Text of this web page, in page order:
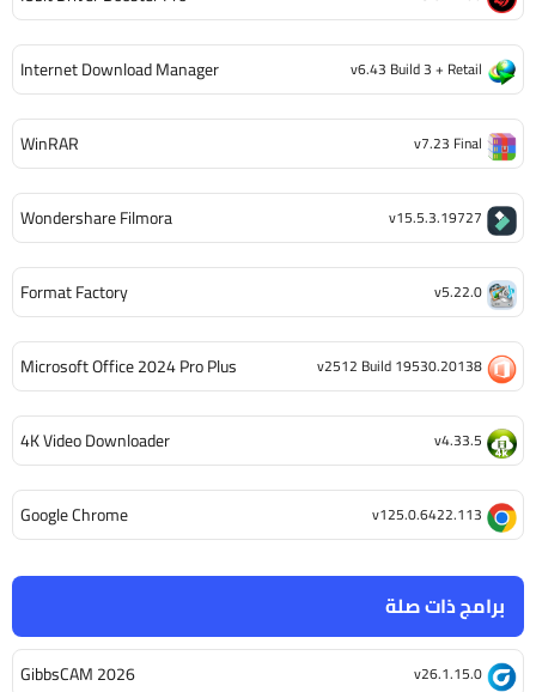
برامج ذات صلة
GibbsCAM 2026 v26.1.15.0
Internet Download Manager v6.43 Build 3 + Retail
WinRAR v7.23 Final
Wondershare Filmora v15.5.3.19727
Format Factory v5.22.0
Microsoft Office 2024 Pro Plus v2512 Build 19530.20138
4K Video Downloader v4.33.5
Google Chrome v125.0.6422.113